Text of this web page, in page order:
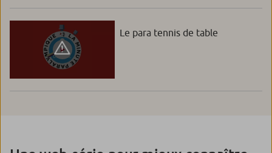
Le para tennis de table